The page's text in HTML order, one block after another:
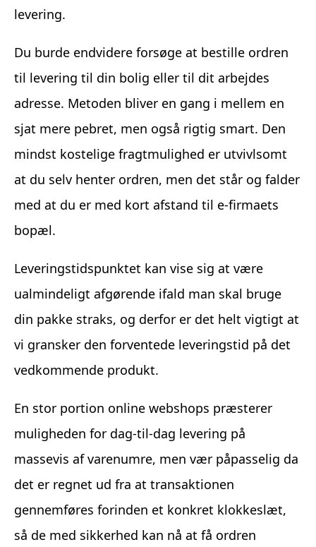
levering.
Du burde endvidere forsøge at bestille ordren
til levering til din bolig eller til dit arbejdes
adresse. Metoden bliver en gang i mellem en
sjat mere pebret, men også rigtig smart. Den
mindst kostelige fragtmulighed er utvivlsomt
at du selv henter ordren, men det står og falder
med at du er med kort afstand til e-firmaets
bopæl.
Leveringstidspunktet kan vise sig at være
ualmindeligt afgørende ifald man skal bruge
din pakke straks, og derfor er det helt vigtigt at
vi gransker den forventede leveringstid på det
vedkommende produkt.
En stor portion online webshops præsterer
muligheden for dag-til-dag levering på
massevis af varenumre, men vær påpasselig da
det er regnet ud fra at transaktionen
gennemføres forinden et konkret klokkeslæt,
så de med sikkerhed kan nå at få ordren